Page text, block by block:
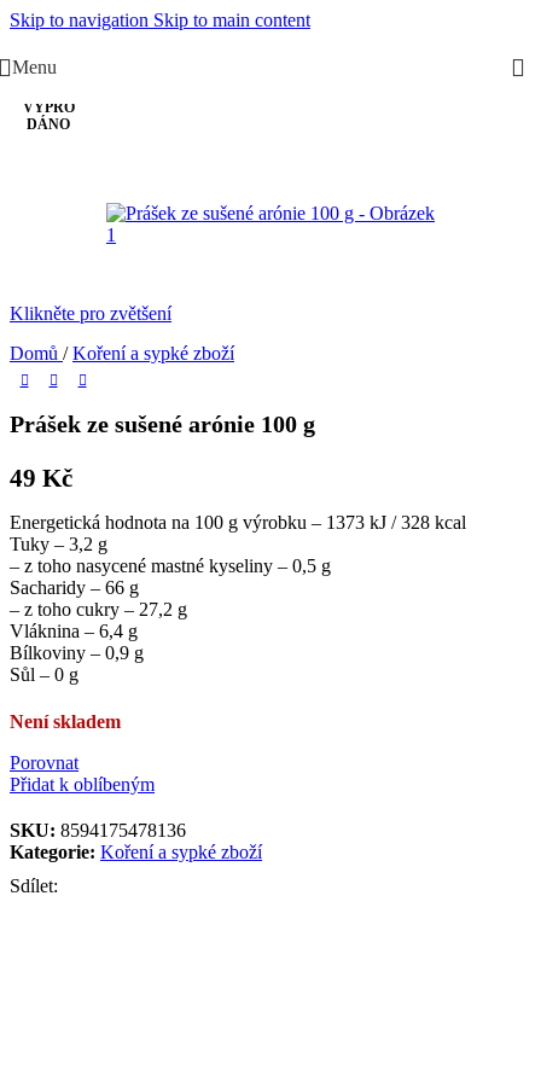
Skip to navigation Skip to main content
Menu
VYPRO
DÁNO
Klikněte pro zvětšení
Domů / Koření a sypké zboží
Prášek ze sušené arónie 100 g
49 Kč
Energetická hodnota na 100 g výrobku – 1373 kJ / 328 kcal
Tuky – 3,2 g
– z toho nasycené mastné kyseliny – 0,5 g
Sacharidy – 66 g
– z toho cukry – 27,2 g
Vláknina – 6,4 g
Bílkoviny – 0,9 g
Sůl – 0 g
Není skladem
Porovnat
Přidat k oblíbeným
SKU: 8594175478136
Kategorie: Koření a sypké zboží
Sdílet: